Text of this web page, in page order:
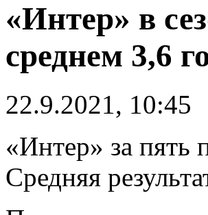
«Интер» в
среднем 3,6
22.9.2021, 10:45
«Интер» за пять
Средняя